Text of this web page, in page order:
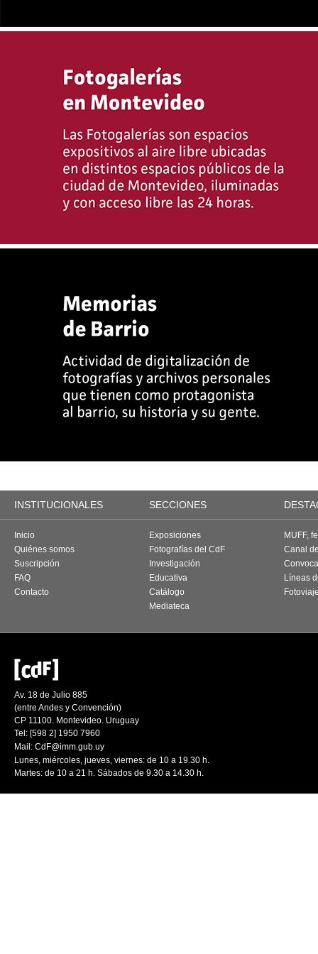
INSTITUCIONALES SECCIONES
Inicio
Quiénes somos
Suscripción
FAQ
Contacto
Exposiciones
Fotografías del CdF
Investigación
Educativa
Catálogo
Mediateca
MUFF,
Canal
Líneas
Av. 18 de Julio 885
(entre Andes y Convención)
CP 11100. Montevideo. Uruguay
Tel: [598 2] 1950 7960
Mail: CdF@imm.gub.uy
Lunes, miércoles, jueves, viernes: de 10 a 19.30 h.
Martes: de 10 a 21 h. Sábados de 9.30 a 14.30 h.